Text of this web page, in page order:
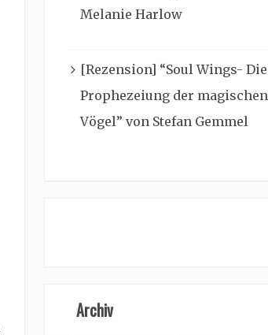
Melanie Harlow
[Rezension] “Soul Wings- Die
Prophezeiung der magischen
Vögel” von Stefan Gemmel
Archiv